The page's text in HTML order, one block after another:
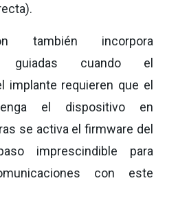
también incorpora
guiadas cuando el
implante requieren que el
el dispositivo en
se activa el firmware del
imprescindible para
con este